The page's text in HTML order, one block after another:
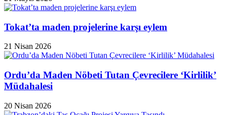
Tokat’ta maden projelerine karşı eylem
21 Nisan 2026
Ordu’da Maden Nöbeti Tutan Çevrecilere ‘Kirlilik’
Müdahalesi
20 Nisan 2026